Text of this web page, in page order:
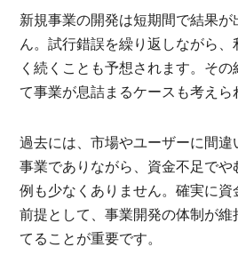
新規事業の開発は短期間で結果
ん。試行錯誤を繰り返しながら
く続くことも予想されます。そ
て事業が息詰まるケースも考えら
過去には、市場やユーザーに間違
事業でありながら、資金不足で
例も少なくありません。確実に資
前提として、事業開発の体制が維
てることが重要です。